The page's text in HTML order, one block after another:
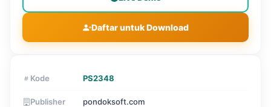
Daftar untuk Download
Kode PS2348
Publisher pondoksoft.com